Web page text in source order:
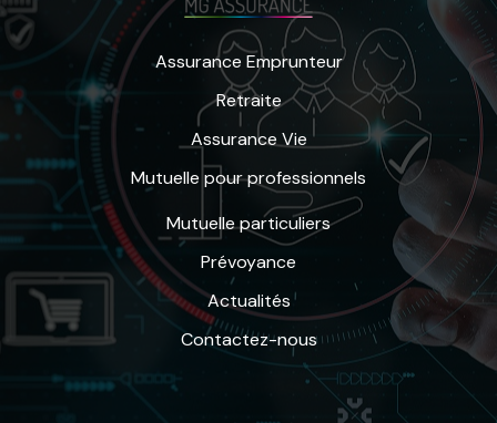
Assurance Emprunteur
Retraite
Assurance Vie
Mutuelle pour professionnels
Mutuelle particuliers
Prévoyance
Actualités
Contactez-nous